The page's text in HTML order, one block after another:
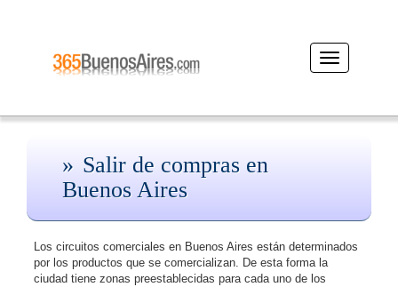
Desplegar
navegación
Salir de compras en
Buenos Aires
Los circuitos comerciales en Buenos Aires están determinados
por los productos que se comercializan. De esta forma la
ciudad tiene zonas preestablecidas para cada uno de los